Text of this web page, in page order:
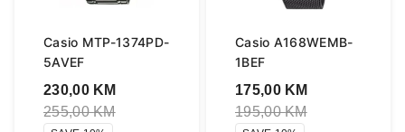
Casio MTP-1374PD-
5AVEF
230,00 KM
255,00KM
Casio A168WEMB-
1BEF
175,00 KM
195,00KM